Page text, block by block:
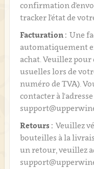
confirmation
tracker l’état de
Facturation : Une
automatiquement
achat. Veuillez
usuelles lors de
numéro de TVA).
contacter à
Retours : Veuillez
bouteilles à la
un retour, veuillez